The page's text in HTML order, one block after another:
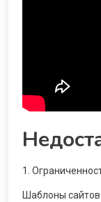
1.
Шаблоны